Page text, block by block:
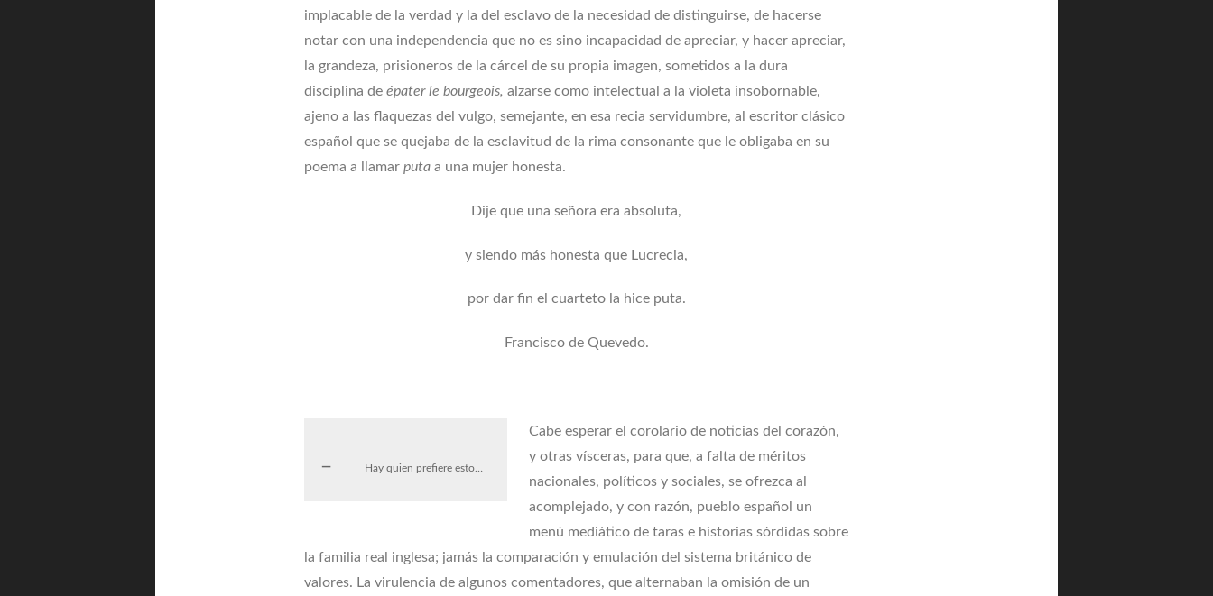
implacable de la verdad y la del esclavo de la necesidad de distinguirse, de hacerse
notar con una independencia que no es sino incapacidad de apreciar, y hacer apreciar,
la grandeza, prisioneros de la cárcel de su propia imagen, sometidos a la dura
disciplina de épater le bourgeois, alzarse como intelectual a la violeta insobornable,
ajeno a las flaquezas del vulgo, semejante, en esa recia servidumbre, al escritor clásico
español que se quejaba de la esclavitud de la rima consonante que le obligaba en su
poema a llamar puta a una mujer honesta.
Dije que una señora era absoluta,
y siendo más honesta que Lucrecia,
por dar fin el cuarteto la hice puta.
Francisco de Quevedo.
Hay quien prefiere esto…
Cabe esperar el corolario de noticias del corazón,
y otras vísceras, para que, a falta de méritos
nacionales, políticos y sociales, se ofrezca al
acomplejado, y con razón, pueblo español un
menú mediático de taras e historias sórdidas sobre
la familia real inglesa; jamás la comparación y emulación del sistema británico de
valores. La virulencia de algunos comentadores, que alternaban la omisión de un